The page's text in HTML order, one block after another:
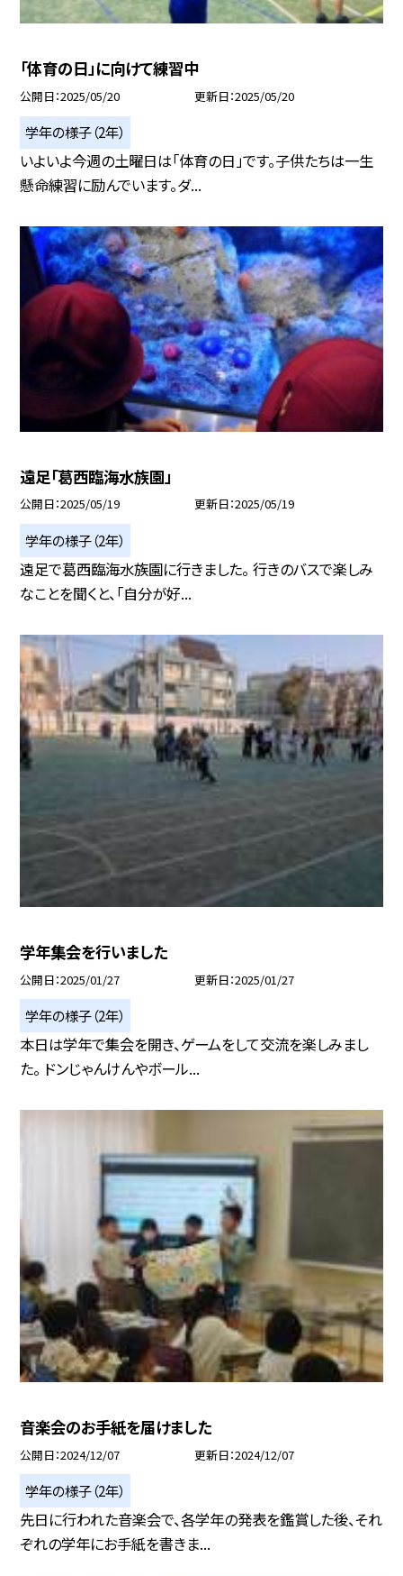
「体育の日」に向けて練習中
公開日 2025/05/20 更新日 2025/05/20
学年の様子（2年）
いよいよ今週の土曜日は「体育の日」です。子供たちは一生
懸命練習に励んでいます。ダ...
遠足「葛西臨海水族園」
公開日 2025/05/19 更新日 2025/05/19
学年の様子（2年）
遠足で葛西臨海水族園に行きました。 行きのバスで楽しみ
なことを聞くと、「自分が好...
学年集会を行いました
公開日 2025/01/27 更新日 2025/01/27
学年の様子（2年）
本日は学年で集会を開き、ゲームをして交流を楽しみまし
た。 ドンじゃんけんやボール...
音楽会のお手紙を届けました
公開日 2024/12/07 更新日 2024/12/07
学年の様子（2年）
先日に行われた音楽会で、各学年の発表を鑑賞した後、それ
ぞれの学年にお手紙を書きま...